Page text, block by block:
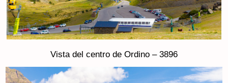
Vista del centro de Ordino – 3896